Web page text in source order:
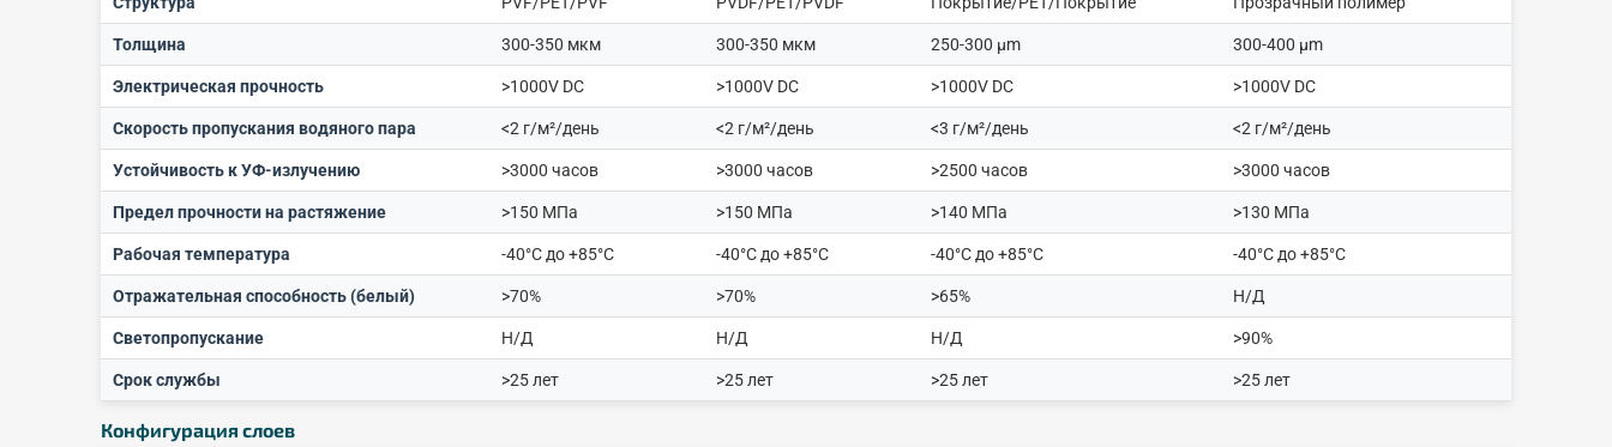
Толщина 300-350 мкм 300-350 мкм 250-300 μm 300-400 μm
Электрическая прочность >1000V DC >1000V DC >1000V DC >1000V DC
Скорость пропускания водяного пара <2 г/м²/день <2 г/м²/день <3 г/м²/день <2 г/м²/день
Устойчивость к УФ-излучению >3000 часов >3000 часов >2500 часов >3000 часов
Предел прочности на растяжение >150 МПа >150 МПа >140 МПа >130 МПа
Рабочая температура -40°C до +85°C -40°C до +85°C -40°C до +85°C -40°C до +85°C
Отражательная способность (белый) >70% >70% >65% Н/Д
Светопропускание Н/Д Н/Д Н/Д >90%
Срок службы >25 лет >25 лет >25 лет >25 лет
Конфигурация слоев